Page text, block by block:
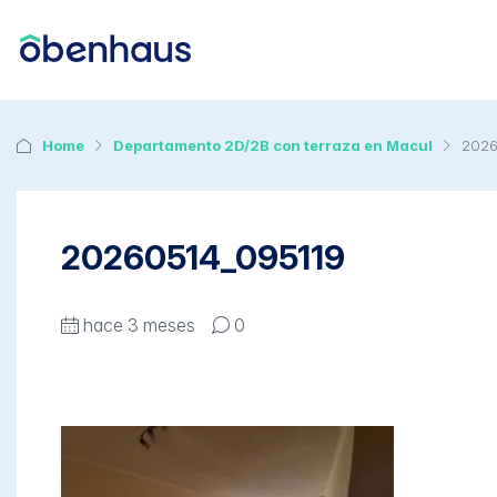
Home Departamento 2D/2B con terraza en Macul
20260514_095119
hace 3 meses 0